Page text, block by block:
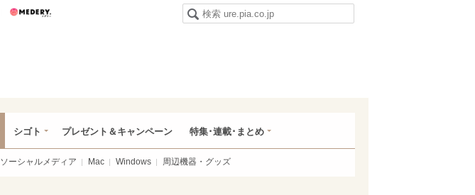
うまい肉
シゴト プレゼント＆キャンペーン 特集･連載･まとめ
ソーシャルメディア Mac Windows 周辺機器・グッズ